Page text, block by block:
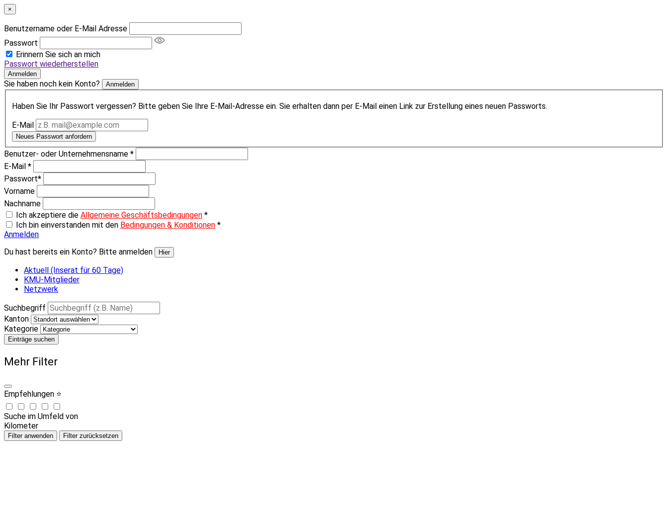
×
Benutzername oder E-Mail Adresse
Passwort
Erinnern Sie sich an mich
Passwort wiederherstellen
Anmelden
Sie haben noch kein Konto? Anmelden
Haben Sie Ihr Passwort vergessen? Bitte geben Sie Ihre E-Mail-Adresse ein. Sie erhalten dann per E-Mail einen Link zur Erstellung eines neuen Passworts.
E-Mail
Neues Passwort anfordern
Benutzer- oder Unternehmensname *
E-Mail *
Passwort*
Vorname
Nachname
Ich akzeptiere die Allgemeine Geschäftsbedingungen *
Ich bin einverstanden mit den Bedingungen & Konditionen *
Anmelden
Du hast bereits ein Konto? Bitte anmelden
Hier
Aktuell (Inserat für 60 Tage)
KMU-Mitglieder
Netzwerk
Suchbegriff
Kanton
Kategorie
Einträge suchen
Mehr Filter
Empfehlungen ⭐
Suche im Umfeld von
Kilometer
Filter anwenden Filter zurücksetzen